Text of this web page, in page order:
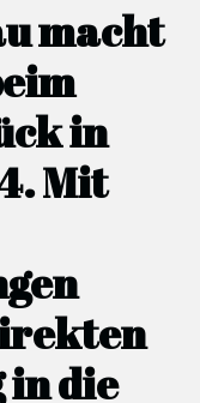
macht
in
Mit
die